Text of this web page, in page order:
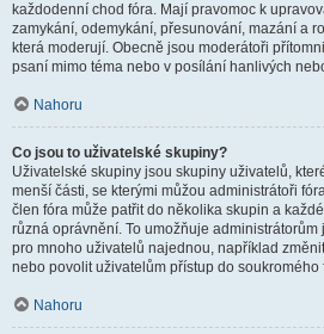
každodenní chod fóra. Mají pravomoc k
zamykání, odemykání, přesunování, mazání a
která moderují. Obecně jsou moderátoři
psaní mimo téma nebo v posílání hanlivých
Nahoru
Co jsou to uživatelské skupiny?
Uživatelské skupiny jsou skupiny uživatelů,
menší části, se kterými můžou administrátoři
člen fóra může patřit do několika skupin a
různá oprávnění. To umožňuje
pro mnoho uživatelů najednou, například
nebo povolit uživatelům přístup do soukromého
Nahoru